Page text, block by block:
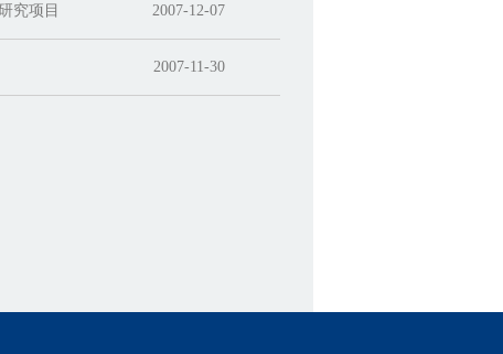
究项目 2007-12-07
2007-11-30